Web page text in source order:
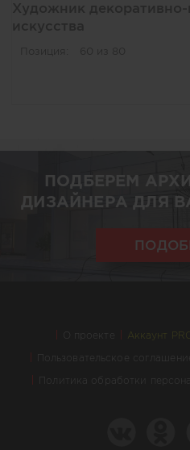
ПОДБЕРЕМ
ДИЗАЙНЕРА ДЛЯ
О проекте Аккаунт
Пользовательское соглашение
Политика обработки